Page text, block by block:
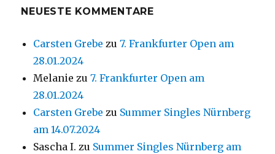
NEUESTE KOMMENTARE
Carsten Grebe zu7. Frankfurter Open am
28.01.2024
Melanie zu7. Frankfurter Open am
28.01.2024
Carsten Grebe zu Summer Singles Nürnberg
am 14.07.2024
Sascha I. zu Summer Singles Nürnberg am